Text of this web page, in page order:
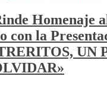
Homenaje
con la
UN